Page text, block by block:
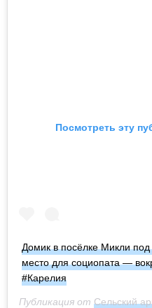
Посмотреть эту
Домик в посёлке Микли
место для социопата —
#Карелия
Публикация от Сельский